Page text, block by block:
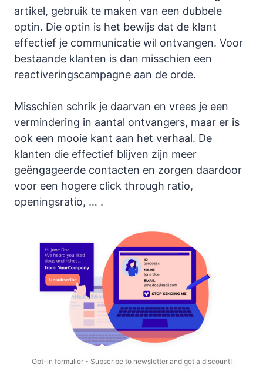
artikel, gebruik te maken van een dubbele
optin. Die optin is het bewijs dat de klant
effectief je communicatie wil ontvangen. Voor
bestaande klanten is dan misschien een
reactiveringscampagne aan de orde.
Misschien schrik je daarvan en vrees je een
vermindering in aantal ontvangers, maar er is
ook een mooie kant aan het verhaal. De
klanten die effectief blijven zijn meer
geëngageerde contacten en zorgen daardoor
voor een hogere click through ratio,
openingsratio, … .
Opt-in formulier - Subscribe to newsletter and get a discount!